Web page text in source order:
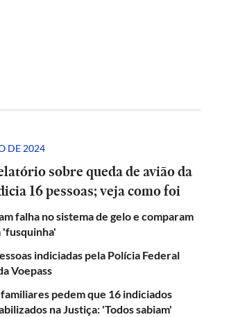
DE 2024
sobre queda de avião da
16 pessoas; veja como foi
falha no sistema de gelo e comparam
'fusquinha'
indiciadas pela Polícia Federal
Voepass
familiares pedem que 16 indiciados
na Justiça: 'Todos sabiam'